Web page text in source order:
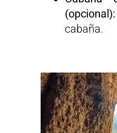
cabaña.